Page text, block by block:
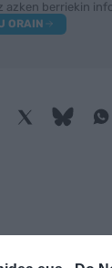
azken berriekin
ORAIN